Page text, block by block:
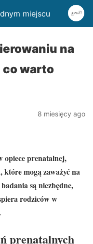
miejscu
na
co warto
8 miesięcy ago
opiece prenatalnej,
które mogą zaważyć na
są niezbędne,
rodziców w
prenatalnych